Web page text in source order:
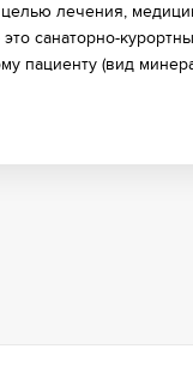
лечения,
санаторно-
пациенту (вид